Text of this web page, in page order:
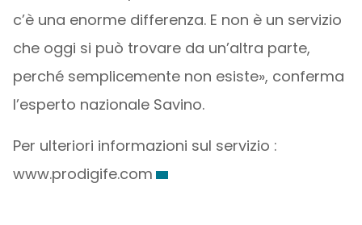
c’è una enorme differenza. E non è un servizio
che oggi si può trovare da un’altra parte,
perché semplicemente non esiste», conferma
l’esperto nazionale Savino.
Per ulteriori informazioni sul servizio :
www.prodigife.com